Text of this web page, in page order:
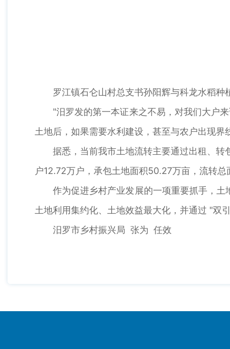
罗江镇石仑山村总支书孙阳辉与科龙水稻
"汨罗发的第一本证来之不易，对我们大户
土地后，如果需要水利建设，甚至与农户出现
据悉，当前我市土地流转主要通过出租、
户12.72万户，承包土地面积50.27万亩，流转
作为促进乡村产业发展的一项重要抓手，
土地利用集约化、土地效益最大化，并通过 "双
汨罗市乡村振兴局 张为 任效